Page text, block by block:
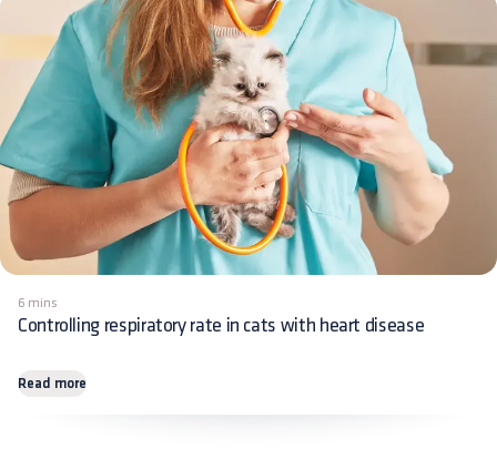
6 mins
Controlling respiratory rate in cats with heart disease
Read more